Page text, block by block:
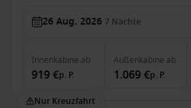
26 Aug. 2026 7 Nächte
Innenkabine ab
919 €p. P.
Außenkabine ab
1.069 €p. P.
Nur Kreuzfahrt